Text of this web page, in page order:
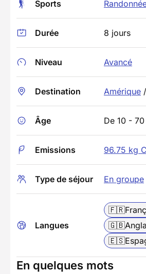
Sports
Durée 8 jours
Niveau Avancé
Destination Amérique /
Âge De 10 -
Emissions 96.75 kg
Type de séjour En groupe
Langues
🇫🇷
🇬🇧
🇪🇸
En quelques mots